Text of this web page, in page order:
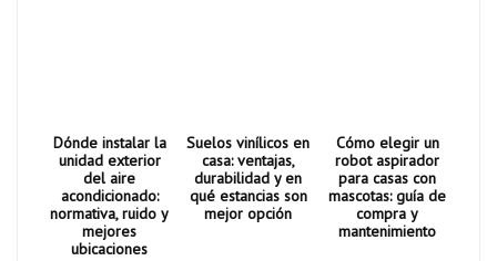
Dónde instalar la
unidad exterior
del aire
acondicionado:
normativa, ruido y
mejores
ubicaciones
Suelos vinílicos en
casa: ventajas,
durabilidad y en
qué estancias son
mejor opción
Cómo elegir un
robot aspirador
para casas con
mascotas: guía de
compra y
mantenimiento